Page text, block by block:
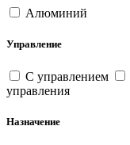
Алюминий
Управление
С управлением
управления
Назначение